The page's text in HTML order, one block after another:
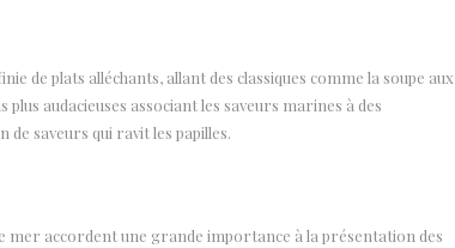
de plats alléchants, allant des classiques comme la soupe aux
audacieuses associant les saveurs marines à des
de saveurs qui ravit les papilles.
mer accordent une grande importance à la présentation des